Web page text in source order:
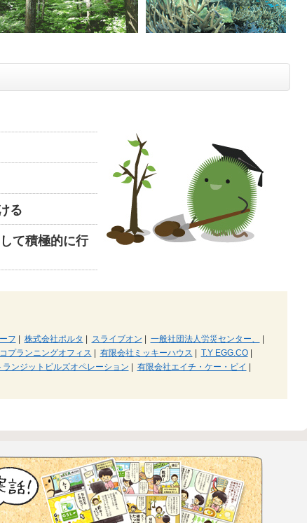
る
して積極的に行
フ 株式会社ポルタ スライブオン 一般社団法人労災センター、
プランニングオフィス 有限会社ミッキーハウス T.Y EGG.CO|
ランジットビルズオペレーション 有限会社エイチ・ケー・ビイ